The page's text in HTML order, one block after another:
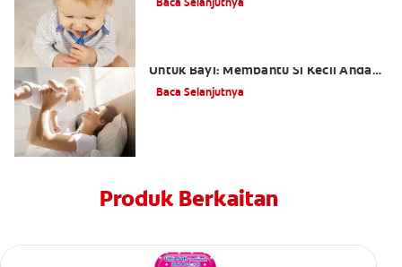
Untuk Bayi: Membantu Si Kecil Anda
Mengatasi Rasa Sakit
Baca Selanjutnya
Produk Berkaitan